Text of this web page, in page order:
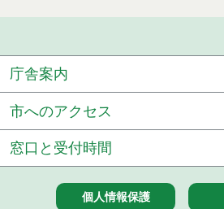
庁舎案内
市へのアクセス
窓口と受付時間
個人情報保護